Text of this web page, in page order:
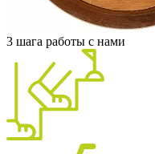
3 шага работы с нами